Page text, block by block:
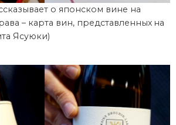
о японском вине на
– карта вин, представленных на
Ясуюки)